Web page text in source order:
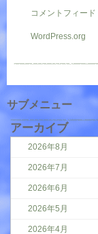
コメントフィード
WordPress.org
サブメニュー
アーカイブ
2026年8月
2026年7月
2026年6月
2026年5月
2026年4月